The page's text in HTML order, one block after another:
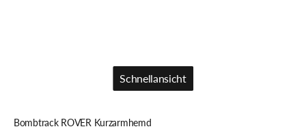
Schnellansicht
Bombtrack ROVER Kurzarmhemd